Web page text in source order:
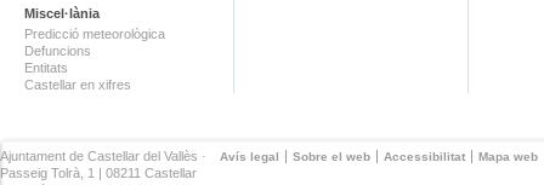
Miscel·lània
Predicció meteorològica
Defuncions
Entitats
Castellar en xifres
Avís legal Sobre el web Accessibilitat Mapa web
Ajuntament de Castellar del Vallès ·
Passeig Tolrà, 1 | 08211 Castellar